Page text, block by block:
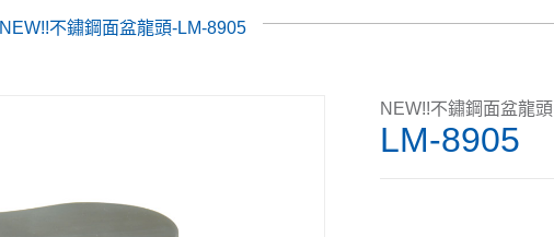
NEW!!不鏽鋼面盆龍頭-LM-8905
NEW!!不鏽鋼面盆龍頭
LM-8905